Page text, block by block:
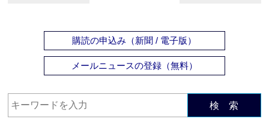
購読の申込み（新聞 / 電子版）
メールニュースの登録（無料）
検 索